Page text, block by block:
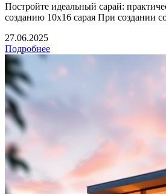
Постройте идеальный сарай:
созданию 10x16 сарая При создании
27.06.2025
Подробнее